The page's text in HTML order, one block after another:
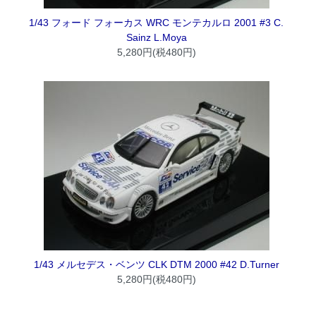
1/43 フォード フォーカス WRC モンテカルロ 2001 #3 C.
Sainz L.Moya
5,280円(税480円)
1/43 メルセデス・ベンツ CLK DTM 2000 #42 D.Turner
5,280円(税480円)